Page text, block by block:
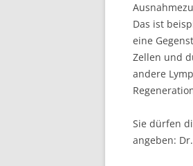
Das ist
eine
Zellen und
andere
Sie dürfen
angeben: